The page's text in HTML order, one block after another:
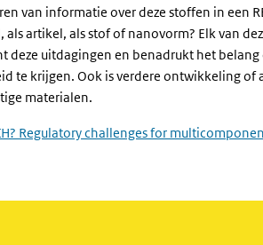
van informatie over deze stoffen in een
als artikel, als stof of nanovorm? Elk van
deze uitdagingen en benadrukt het
te krijgen. Ook is verdere ontwikkeling of
materialen.
Regulatory challenges for